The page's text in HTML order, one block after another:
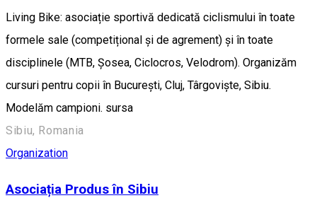
Living Bike: asociație sportivă dedicată ciclismului în toate
formele sale (competițional și de agrement) și în toate
disciplinele (MTB, Șosea, Ciclocros, Velodrom). Organizăm
cursuri pentru copii în București, Cluj, Târgoviște, Sibiu.
Modelăm campioni. sursa
Sibiu, Romania
Organization
Asociația Produs în Sibiu